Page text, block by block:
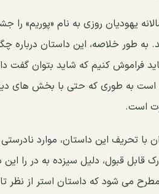
یهودیان روزی به نام «پوریم»
به طور خلاصه، این داستان درباره
فراموش کنیم که شاید بتوان گفت
است به طوری که حتی با بخش های
است.
با تحریف این داستان، موارد
قابل قبول، دلیل سیزده به در را این
می شود که داستان استر از نظر